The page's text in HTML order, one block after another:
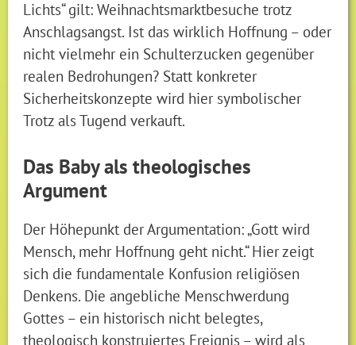
Lichts“ gilt: Weihnachtsmarktbesuche trotz
Anschlagsangst. Ist das wirklich Hoffnung – oder
nicht vielmehr ein Schulterzucken gegenüber
realen Bedrohungen? Statt konkreter
Sicherheitskonzepte wird hier symbolischer
Trotz als Tugend verkauft.
Das Baby als theologisches
Argument
Der Höhepunkt der Argumentation: „Gott wird
Mensch, mehr Hoffnung geht nicht.“ Hier zeigt
sich die fundamentale Konfusion religiösen
Denkens. Die angebliche Menschwerdung
Gottes – ein historisch nicht belegtes,
theologisch konstruiertes Ereignis – wird als